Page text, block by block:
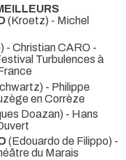
(Kroetz) - Michel
- Christian CARO -
Turbulences à
- Philippe
en Corrèze
Doazan) - Hans
(Edouardo de Filippo) -
du Marais